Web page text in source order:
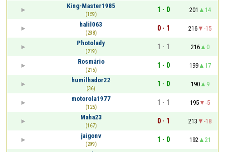
King-Master1985
(159)
1 - 0 201
14
halil063
(238)
0 - 1 216
-15
Photolady
(219)
1 - 1 216
0
Rosmário
(215)
1 - 0 199
17
humilhador22
(36)
1 - 0 190
9
motorola1977
(125)
1 - 1 195
-5
Maha23
(167)
0 - 1 213
-18
jaigonv
(299)
1 - 0 192
21